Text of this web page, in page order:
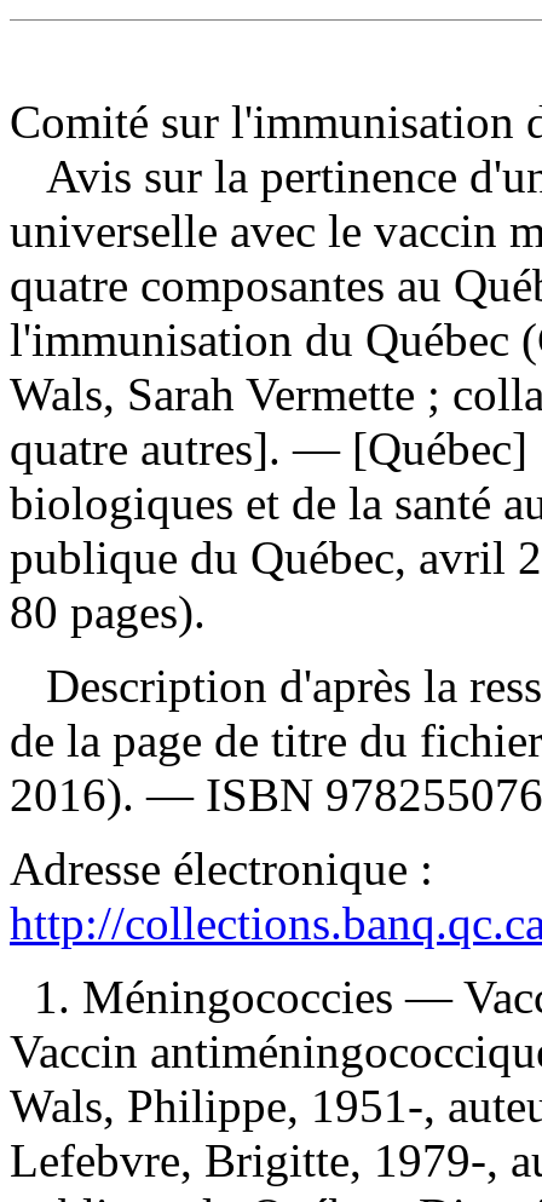
Comité sur l'immunisation
Avis sur la pertinence
universelle avec le vaccin
quatre composantes au
l'immunisation du Québec
Wals, Sarah Vermette ;
quatre autres]. — [Québec]
biologiques et de la santé
publique du Québec, avril
80 pages).
Description d'après la
de la page de titre du
2016). — ISBN
Adresse électronique :
http://
1. Méningococcies —
Vaccin
Wals, Philippe, 1951-,
Lefebvre, Brigitte, 1979-,